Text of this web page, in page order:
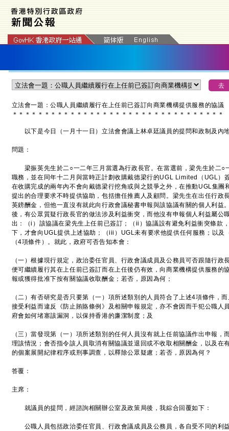
立法會一題：公職人員繼續履行在上任前已簽訂向商業機構提供服務的協議
＊ ＊ ＊ ＊ ＊ ＊ ＊ ＊ ＊ ＊ ＊ ＊ ＊ ＊ ＊ ＊ ＊ ＊ ＊ ＊ ＊ ＊ ＊ ＊ ＊ ＊ ＊ ＊ ＊ ＊ ＊ ＊ ＊
以下是今日（一月十一日）立法會會議上林卓廷議員的提問和政制及內
問題：
梁振英先生於二○一二年三月當選為行政長官。在當選前，梁先生於二○
職務，並在同年十二月與當時正計劃收購戴德梁行的UGL Limited（UGL）
在收購完成的兩年內不會向戴德梁行挖角或與之競爭之外，在推動UGL集團
提出的合理要求不時提供協助，包括擔任推薦人及顧問。梁先生在出任行政
英鎊酬金，但他一直沒有就此向行政會議秘書申報與該協議有關的個人利益
後，有公眾質疑行政長官的做法涉及利益衝突，而他沒有申報個人利益屬公
出：（i）該協議在梁先生上任前已簽訂；（ii）協議設有避免利益衝突條款
下，才會向UGL提供上述協助；（iii）UGL未有要求他提供任何服務；以及
（4項條件）。就此，政府可否告知本會：
（一）根據現行規定，政治委任官員、行政會議成員及公務員可否跟隨行
便可繼續履行其在上任前已簽訂而在上任後仍有效，向商業機構提供服務的
報或獲得批准下按有關協議收取酬金；若否，原因為何；
（二）有否研究是否只要第（一）項所述類別的人員符合了上述4項條件，
接受利益而違反《防止賄賂條例》及相關申報規定，亦不會因而干犯公職人
府會如何堵塞該漏洞，以保持香港的廉潔制度；及
（三）當發現第（一）項所述類別的任何人員沒有就上任前協議作出申報
理該情況；會否指令該人員取消有關協議並退回或不收取相關酬金，以及在
的個案展開紀律程序或刑事調查，以釋除公眾疑慮；若否，原因為何？
答覆：
主席：
就議員的提問，經諮詢相關辦公室及政策局後，我綜合回覆如下：
公職人員包括政治委任官員、行政會議成員及公務員，各自受不同的利